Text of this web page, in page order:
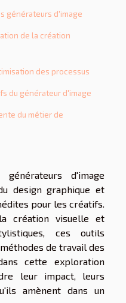
générateurs d'image
de la création
des processus
du générateur d'image
du métier de
d'image
design graphique et
pour les créatifs.
création visuelle et
ces outils
de travail des
cette exploration
leur impact, leurs
amènent dans un